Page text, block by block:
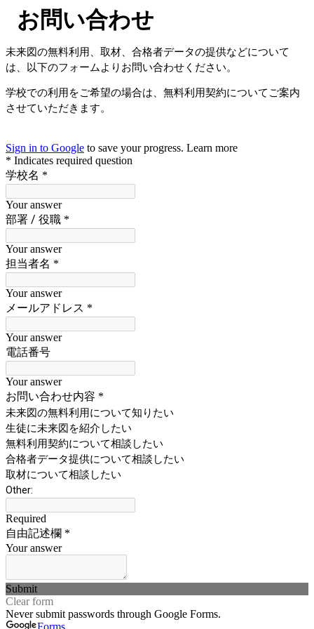
お問い合わせ
未来図の無料利用、取材、合格者データの提供などについて
は、以下のフォームよりお問い合わせください。
学校での利用をご希望の場合は、無料利用契約についてご案内
させていただきます。
Sign in to Google to save your progress. Learn more
* Indicates required question
学校名 *
Your answer
部署 / 役職 *
Your answer
担当者名 *
Your answer
メールアドレス *
Your answer
電話番号
Your answer
お問い合わせ内容 *
未来図の無料利用について知りたい
生徒に未来図を紹介したい
無料利用契約について相談したい
合格者データ提供について相談したい
取材について相談したい
Other:
Required
自由記述欄 *
Your answer
Submit
Clear form
Never submit passwords through Google Forms.
Forms